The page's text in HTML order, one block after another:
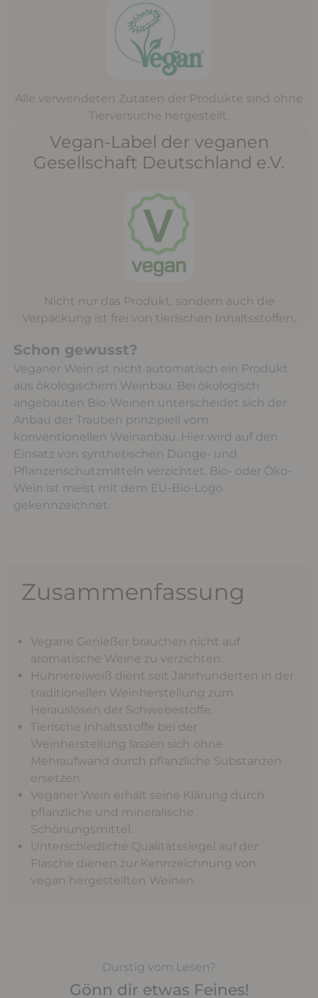
Alle verwendeten Zutaten der Produkte sind ohne
Tierversuche hergestellt.
Vegan-Label der veganen
Gesellschaft Deutschland e.V.
Nicht nur das Produkt, sondern auch die
Verpackung ist frei von tierischen Inhaltsstoffen.
Schon gewusst?
Veganer Wein ist nicht automatisch ein Produkt
aus ökologischem Weinbau. Bei ökologisch
angebauten Bio-Weinen unterscheidet sich der
Anbau der Trauben prinzipiell vom
konventionellen Weinanbau. Hier wird auf den
Einsatz von synthetischen Dünge- und
Pflanzenschutzmitteln verzichtet. Bio- oder Öko-
Wein ist meist mit dem EU-Bio-Logo
gekennzeichnet.
Zusammenfassung
Vegane Genießer brauchen nicht auf
aromatische Weine zu verzichten.
Hühnereiweiß dient seit Jahrhunderten in der
traditionellen Weinherstellung zum
Herauslösen der Schwebestoffe.
Tierische Inhaltsstoffe bei der
Weinherstellung lassen sich ohne
Mehraufwand durch pflanzliche Substanzen
ersetzen.
Veganer Wein erhält seine Klärung durch
pflanzliche und mineralische
Schönungsmittel.
Unterschiedliche Qualitätssiegel auf der
Flasche dienen zur Kennzeichnung von
vegan hergestellten Weinen.
Durstig vom Lesen?
Gönn dir etwas Feines!